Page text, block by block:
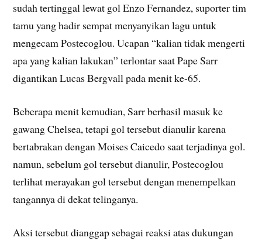
sudah tertinggal lewat gol Enzo Fernandez, suporter tim
tamu yang hadir sempat menyanyikan lagu untuk
mengecam Postecoglou. Ucapan “kalian tidak mengerti
apa yang kalian lakukan” terlontar saat Pape Sarr
digantikan Lucas Bergvall pada menit ke-65.
Beberapa menit kemudian, Sarr berhasil masuk ke
gawang Chelsea, tetapi gol tersebut dianulir karena
bertabrakan dengan Moises Caicedo saat terjadinya gol.
namun, sebelum gol tersebut dianulir, Postecoglou
terlihat merayakan gol tersebut dengan menempelkan
tangannya di dekat telinganya.
Aksi tersebut dianggap sebagai reaksi atas dukungan